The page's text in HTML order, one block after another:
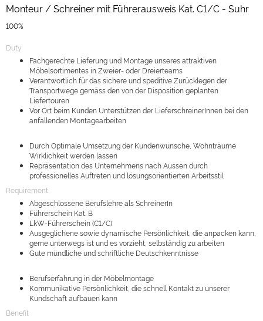
Monteur / Schreiner mit Führerausweis Kat. C1/C - Suhr
100%
Duty
Fachgerechte Lieferung und Montage unseres attraktiven
Möbelsortimentes in Zweier- oder Dreierteams
Verantwortlich für das sichere und speditive Zurücklegen der
Transportwege gemäss den von der Disposition geplanten
Liefertouren
Vor Ort beim Kunden Unterstützen der LieferschreinerInnen bei den
anfallenden Montagearbeiten
Durch Optimale Umsetzung der Kundenwünsche, Wohnträume
Wirklichkeit werden lassen
Repräsentation des Unternehmens nach Aussen durch
professionelles Auftreten und lösungsorientierten Arbeitsstil
Requirement
Abgeschlossene Berufslehre als SchreinerIn
Führerschein Kat. B
LkW-Führerschein (C1/C)
Ausgeglichene sowie dynamische Persönlichkeit, die anpacken kann,
gerne unterwegs ist und es vorzieht, selbständig zu arbeiten
Gute mündliche und schriftliche Deutschkenntnisse
Berufserfahrung in der Möbelmontage
Kommunikative Persönlichkeit, die schnell Kontakt zu unserer
Kundschaft aufbauen kann
Benefit